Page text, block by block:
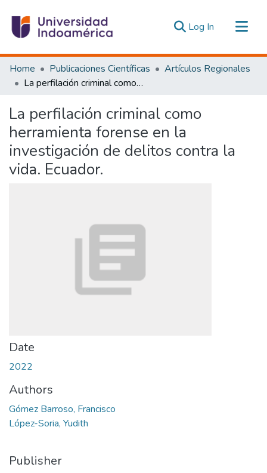
Log In (current)
Communities & Collections
All of DSpace
Estadísticas Externas
Home Publicaciones Científicas
Artículos Regionales
La perfilación criminal como herramienta forense en la investigación de delitos contra la vida. Ecuador.
La perfilación criminal como
herramienta forense en la
investigación de delitos contra la
vida. Ecuador.
Date
2022
Authors
Gómez Barroso, Francisco
López-Soria, Yudith
Publisher